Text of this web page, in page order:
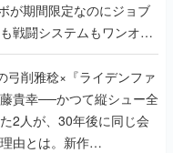
が期間限定なのにジョブ
戦闘システムもワンオフ
由を両ディレクターに聞
弓削雅稔×『ライデンファ
貴幸──かつて縦シュー全
2人が、30年後に同じ会
由とは。新作